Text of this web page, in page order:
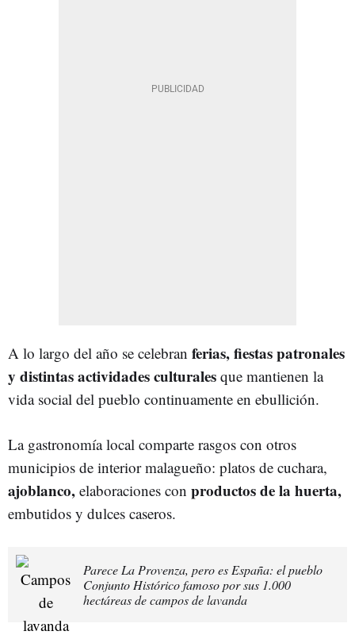
A lo largo del año se celebran ferias, fiestas patronales
y distintas actividades culturales que mantienen la
vida social del pueblo continuamente en ebullición.
La gastronomía local comparte rasgos con otros
municipios de interior malagueño: platos de cuchara,
ajoblanco, elaboraciones con productos de la huerta,
embutidos y dulces caseros.
Parece La Provenza, pero es España: el pueblo
Conjunto Histórico famoso por sus 1.000
hectáreas de campos de lavanda